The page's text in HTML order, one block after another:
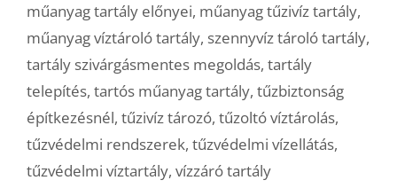
műanyag tartály előnyei, műanyag tűzivíz tartály,
műanyag víztároló tartály, szennyvíz tároló tartály,
tartály szivárgásmentes megoldás, tartály
telepítés, tartós műanyag tartály, tűzbiztonság
építkezésnél, tűzivíz tározó, tűzoltó víztárolás,
tűzvédelmi rendszerek, tűzvédelmi vízellátás,
tűzvédelmi víztartály, vízzáró tartály